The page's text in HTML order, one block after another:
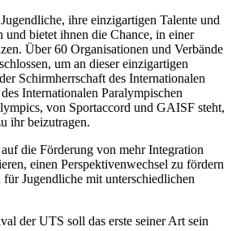
ihre einzigartigen Talente und
bietet ihnen die Chance, in einer
Über 60 Organisationen und Verbände
um an dieser einzigartigen
Schirmherrschaft des Internationalen
Internationalen Paralympischen
von Sportaccord und GAISF steht,
ihr beizutragen.
die Förderung von mehr Integration
einen Perspektivenwechsel zu fördern
Jugendliche mit unterschiedlichen
der UTS soll das erste seiner Art sein